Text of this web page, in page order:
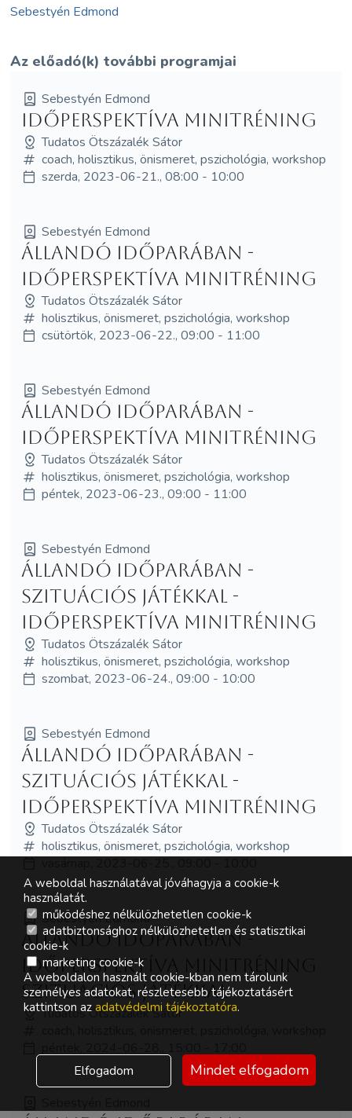
Sebestyén Edmond
Az előadó(k) további programjai
Sebestyén Edmond
Időperspektíva minitréning
Tudatos Ötszázalék Sátor
coach, holisztikus, önismeret, pszichológia, workshop
szerda, 2023-06-21., 08:00 - 10:00
Sebestyén Edmond
Állandó időparában -
Időperspektíva minitréning
Tudatos Ötszázalék Sátor
holisztikus, önismeret, pszichológia, workshop
csütörtök, 2023-06-22., 09:00 - 11:00
Sebestyén Edmond
Állandó időparában -
Időperspektíva minitréning
Tudatos Ötszázalék Sátor
holisztikus, önismeret, pszichológia, workshop
péntek, 2023-06-23., 09:00 - 11:00
Sebestyén Edmond
Állandó időparában -
szituációs játékkal -
Időperspektíva minitréning
Tudatos Ötszázalék Sátor
holisztikus, önismeret, pszichológia, workshop
szombat, 2023-06-24., 09:00 - 10:00
Sebestyén Edmond
Állandó időparában -
szituációs játékkal -
Időperspektíva minitréning
Tudatos Ötszázalék Sátor
holisztikus, önismeret, pszichológia, workshop
Sebestyén Edmond
Állandó időparában -
Időperspektíva minitréning
szituációs játékkal
Tudatos Ötszázalék Sátor
A weboldal használatával jóváhagyja a cookie-k
használatát.
működéshez nélkülözhetetlen cookie-k
adatbiztonsághoz nélkülözhetetlen és statisztikai
cookie-k
marketing cookie-k
A weboldalon használt cookie-kban nem tárolunk
személyes adatokat, részletesebb tájékoztatásért
kattintson az adatvédelmi tájékoztatóra.
Elfogadom Mindet elfogadom